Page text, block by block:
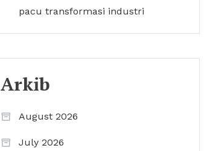
pacu transformasi industri
Arkib
August 2026
July 2026